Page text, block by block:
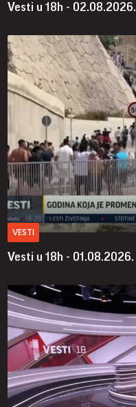
Vesti u 18h - 02.08.2026.
VESTI
Vesti u 18h - 01.08.2026.